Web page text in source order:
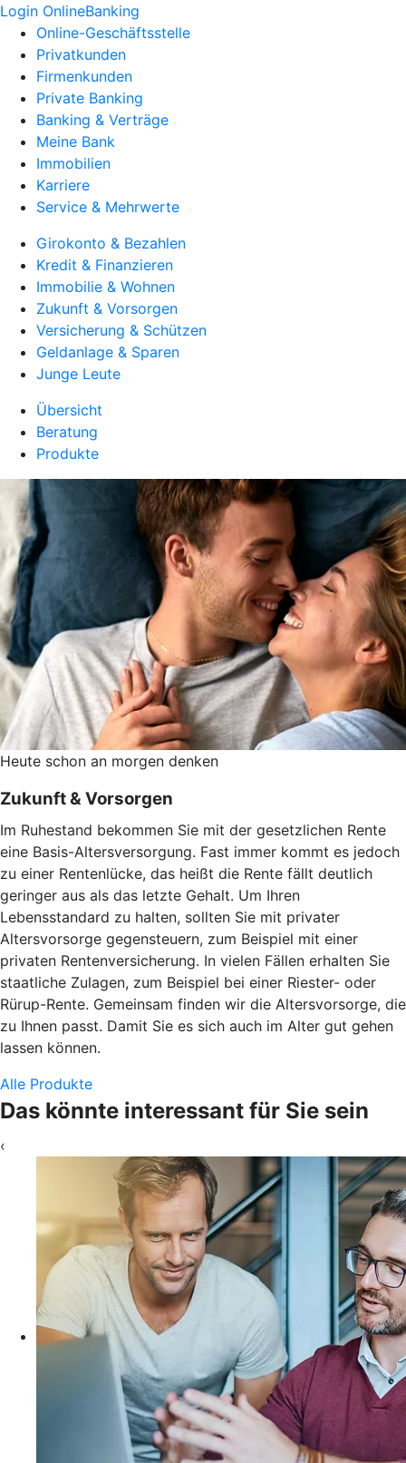
Login OnlineBanking
Online-Geschäftsstelle
Privatkunden
Firmenkunden
Private Banking
Banking & Verträge
Meine Bank
Immobilien
Karriere
Service & Mehrwerte
Girokonto & Bezahlen
Kredit & Finanzieren
Immobilie & Wohnen
Zukunft & Vorsorgen
Versicherung & Schützen
Geldanlage & Sparen
Junge Leute
Übersicht
Beratung
Produkte
Heute schon an morgen denken
Zukunft & Vorsorgen
Im Ruhestand bekommen Sie mit der gesetzlichen Rente
eine Basis-Altersversorgung. Fast immer kommt es jedoch
zu einer Rentenlücke, das heißt die Rente fällt deutlich
geringer aus als das letzte Gehalt. Um Ihren
Lebensstandard zu halten, sollten Sie mit privater
Altersvorsorge gegensteuern, zum Beispiel mit einer
privaten Rentenversicherung. In vielen Fällen erhalten Sie
staatliche Zulagen, zum Beispiel bei einer Riester- oder
Rürup-Rente. Gemeinsam finden wir die Altersvorsorge, die
zu Ihnen passt. Damit Sie es sich auch im Alter gut gehen
lassen können.
Alle Produkte
Das könnte interessant für Sie sein
‹